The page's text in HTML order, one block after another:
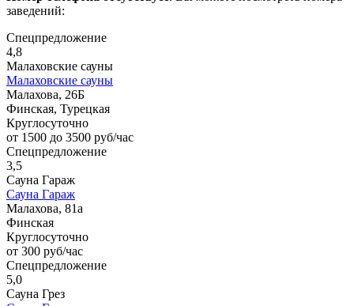
заведений:
Спецпредложение
4,8
Малаховские сауны
Малаховские сауны
Малахова, 26Б
Финская, Турецкая
Круглосуточно
от 1500 до 3500 руб/час
Спецпредложение
3,5
Сауна Гараж
Сауна Гараж
Малахова, 81а
Финская
Круглосуточно
от 300 руб/час
Спецпредложение
5,0
Сауна Грез